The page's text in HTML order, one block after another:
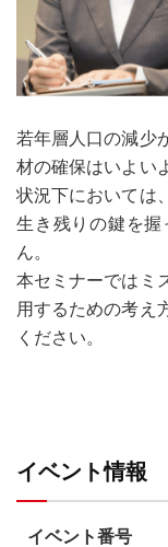
若年層人口の減少
材の確保はいよい
状況下においては
生き残りの鍵を
ん。
本セミナーではミ
用するための考え
ください。
イベント情報
イベント番号